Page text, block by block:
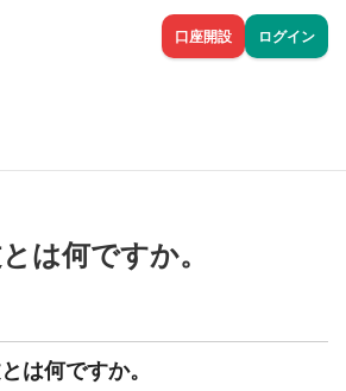
口座開設 ログイン
は何ですか。
は何ですか。